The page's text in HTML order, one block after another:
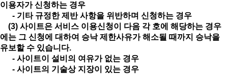
이용자가 신청하는 경우
- 기타 규정한 제반 사항을 위반하며 신청하는 경우
(3) 사이트은 서비스 이용신청이 다음 각 호에 해당하는 경우
에는 그 신청에 대하여 승낙 제한사유가 해소될 때까지 승낙을
유보할 수 있습니다.
- 사이트이 설비의 여유가 없는 경우
- 사이트의 기술상 지장이 있는 경우